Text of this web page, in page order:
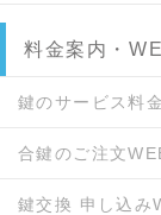
料金案内・
鍵のサービス料
合鍵のご注文
鍵交換 申し込み